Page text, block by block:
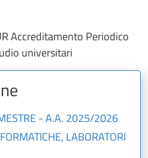
Accreditamento Periodico
universitari
- A.A. 2025/2026
LABORATORI